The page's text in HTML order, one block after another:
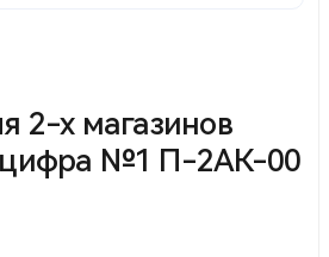
2-х магазинов
№1 П-2АК-00